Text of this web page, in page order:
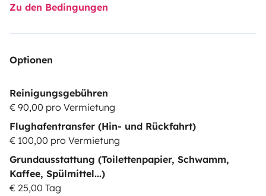
Zu den Bedingungen
Optionen
Reinigungsgebühren
€ 90,00 pro Vermietung
Flughafentransfer (Hin- und Rückfahrt)
€ 100,00 pro Vermietung
Grundausstattung (Toilettenpapier, Schwamm,
Kaffee, Spülmittel...)
€ 25,00 Tag